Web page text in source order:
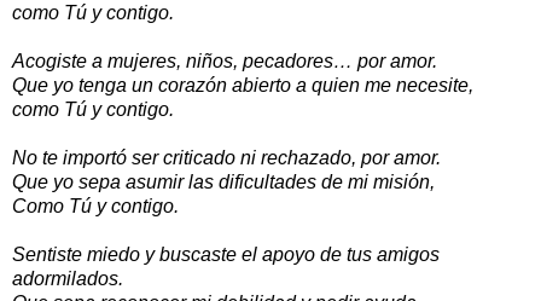
como Tú y contigo.
Acogiste a mujeres, niños, pecadores… por amor.
Que yo tenga un corazón abierto a quien me necesite,
como Tú y contigo.
No te importó ser criticado ni rechazado, por amor.
Que yo sepa asumir las dificultades de mi misión,
Como Tú y contigo.
Sentiste miedo y buscaste el apoyo de tus amigos
adormilados.